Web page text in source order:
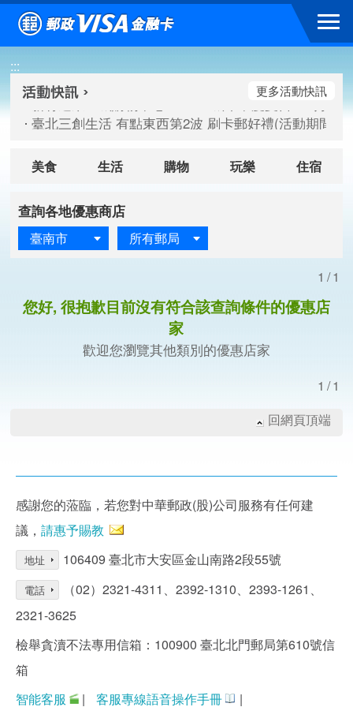
跳到主要內容區塊
:::
新竹遠東巨城購物中心 2026巨城年中慶夏日BIG好刷(
桃園大江國際購物中心 好饗去大江檔期(活動期間：
新竹遠東巨城購物中心 2026巨城年中慶夏日BIG好刷(
臺北三創生活 有點東西第2波 刷卡郵好禮(活動期間：
更多活動快訊
美食 生活 購物 玩樂 住宿
查詢各地優惠商店
臺南市 所有郵局
1/1
您好, 很抱歉目前沒有符合該查詢條件的優惠店
家
歡迎您瀏覽其他類別的優惠店家
1/1
回網頁頂端
感謝您的蒞臨，若您對中華郵政(股)公司服務有任何建
議， 請惠予賜教
地址 106409 臺北市大安區金山南路2段55號
電話
（02）2321-4311、2392-1310、2393-1261、
2321-3625
檢舉貪瀆不法專用信箱：100900 臺北北門郵局第610號信
箱
智能客服
| 客服專線語音操作手冊 |